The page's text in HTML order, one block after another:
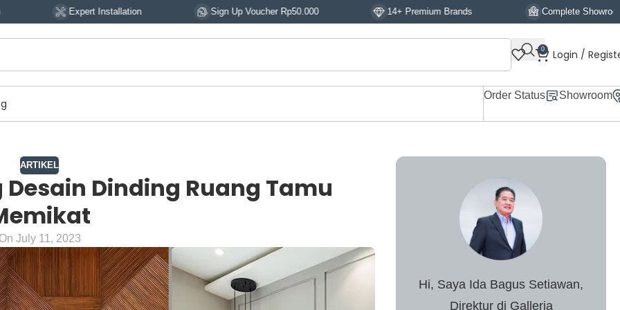
Installation Sign Up Voucher Rp50.000 14+ Premium Brands Complete Showroom Display
0 Login /
Order Status Showroom
ARTIKEL
Dinding Ruang Tamu
On July 11, 2023
Hi, Saya Ida Bagus Setiawan,
Direktur di Galleria